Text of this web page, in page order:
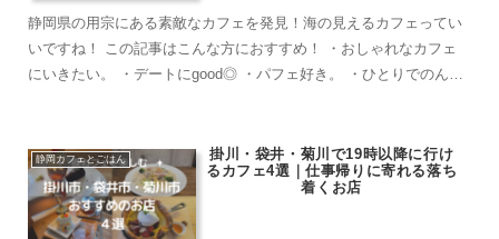
静岡県の用宗にある素敵なカフェを発見！海の見えるカフェってい
いですね！ この記事はこんな方におすすめ！ ・おしゃれなカフェ
にいきたい。 ・デートにgood◎ ・パフェ好き。 ・ひとりでのんび
静岡カフェとごはん
掛川・袋井・菊川で19時以降に行け
るカフェ4選｜仕事帰りに寄れる落ち
着くお店